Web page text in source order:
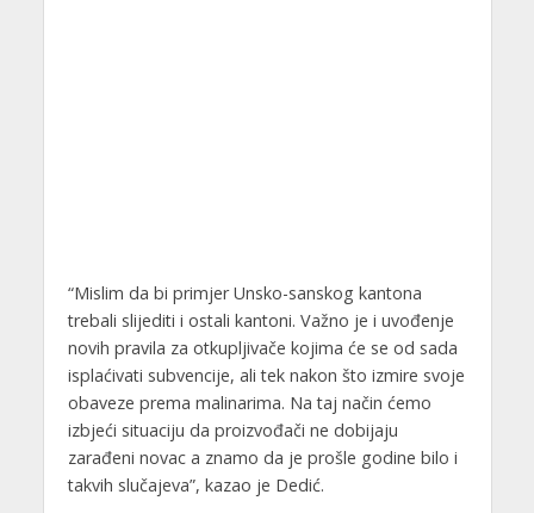
“Mislim da bi primjer Unsko-sanskog kantona
trebali slijediti i ostali kantoni. Važno je i uvođenje
novih pravila za otkupljivače kojima će se od sada
isplaćivati subvencije, ali tek nakon što izmire svoje
obaveze prema malinarima. Na taj način ćemo
izbjeći situaciju da proizvođači ne dobijaju
zarađeni novac a znamo da je prošle godine bilo i
takvih slučajeva”, kazao je Dedić.